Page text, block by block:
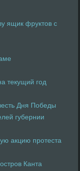
ящик фруктов с
текущий год
Дня Победы
губернии
акцию протеста
Канта